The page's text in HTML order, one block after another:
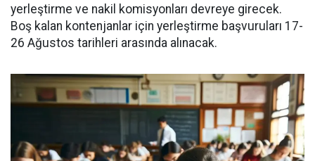
yerleştirme ve nakil komisyonları devreye girecek.
Boş kalan kontenjanlar için yerleştirme başvuruları 17-
26 Ağustos tarihleri arasında alınacak.